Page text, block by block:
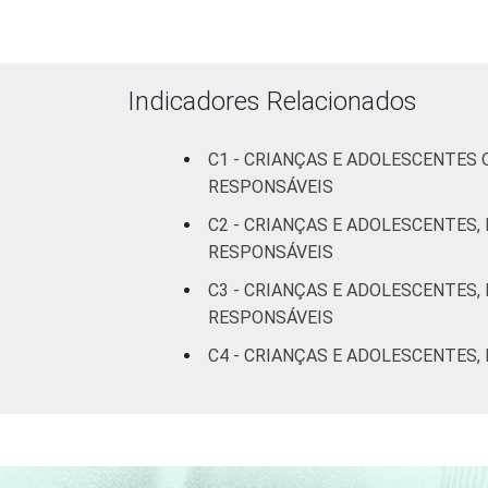
RENDA FAMILIAR
Indicadores Relacionados
C1 - CRIANÇAS E ADOLESCENTES
RESPONSÁVEIS
C2 - CRIANÇAS E ADOLESCENTES,
RESPONSÁVEIS
C3 - CRIANÇAS E
RESPONSÁVEIS
C4 - CRIANÇAS E